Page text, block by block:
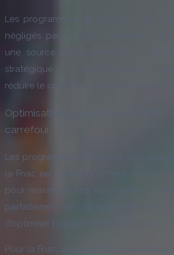
Les programmes de fidélité et de
négligés par les consommateurs,
une source d’économies non
stratégique de ces programmes
réduire le coût total de vos achats en
Optimisation des points de fidélité
carrefour
Les programmes de fidélité des
la Fnac ou Carrefour offrent des
pour maximiser vos économies. La
parfaitement le fonctionnement de
d’optimiser l’utilisation de vos points.
Pour la Fnac, par exemple, concentrez-